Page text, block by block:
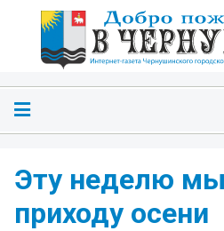
Эту неделю
приходу осени